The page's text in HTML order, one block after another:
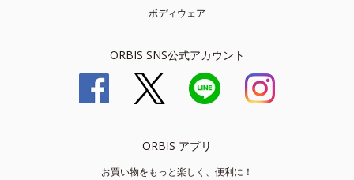
ボディウェア
ORBIS SNS公式アカウント
ORBIS アプリ
お買い物をもっと楽しく、便利に！